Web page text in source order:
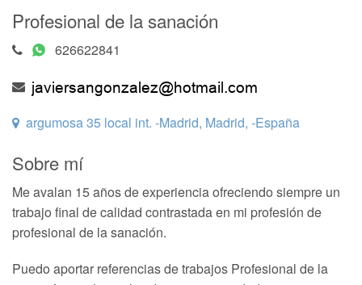
Profesional de la sanación
626622841
argumosa 35 local int. -Madrid, Madrid, -España
Sobre mí
Me avalan 15 años de experiencia ofreciendo siempre un
trabajo final de calidad contrastada en mi profesión de
profesional de la sanación.
Puedo aportar referencias de trabajos Profesional de la